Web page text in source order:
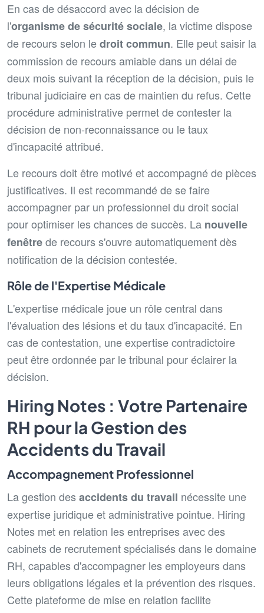
En cas de désaccord avec la décision de
l'organisme de sécurité sociale, la victime dispose
de recours selon ledroit commun. Elle peut saisir la
commission de recours amiable dans un délai de
deux mois suivant la réception de la décision, puis le
tribunal judiciaire en cas de maintien du refus. Cette
procédure administrative permet de contester la
décision de non-reconnaissance ou le taux
d'incapacité attribué.
Le recours doit être motivé et accompagné de pièces
justificatives. Il est recommandé de se faire
accompagner par un professionnel du droit social
pour optimiser les chances de succès. La nouvelle
fenêtrede recours s'ouvre automatiquement dès
notification de la décision contestée.
Rôle de l'Expertise Médicale
L'expertise médicale joue un rôle central dans
l'évaluation des lésions et du taux d'incapacité. En
cas de contestation, une expertise contradictoire
peut être ordonnée par le tribunal pour éclairer la
décision.
Hiring Notes : Votre Partenaire
RH pour la Gestion des
Accidents du Travail
Accompagnement Professionnel
La gestion des accidents du travail nécessite une
expertise juridique et administrative pointue. Hiring
Notes met en relation les entreprises avec des
cabinets de recrutement spécialisés dans le domaine
RH, capables d'accompagner les employeurs dans
leurs obligations légales et la prévention des risques.
Cette plateforme de mise en relation facilite